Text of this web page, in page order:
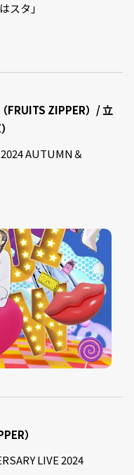
スタ」
FRUITS ZIPPER）/ 立
AUTUMN＆
）
LIVE 2024